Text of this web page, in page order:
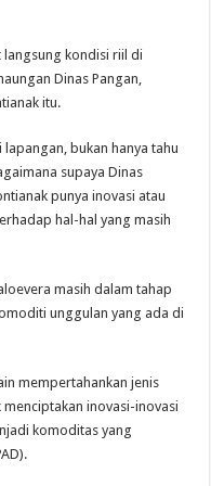
langsung kondisi riil di
Dinas Pangan,
itu.
bukan hanya tahu
supaya Dinas
punya inovasi atau
hal-hal yang masih
masih dalam tahap
unggulan yang ada di
mempertahankan jenis
menciptakan inovasi-inovasi
komoditas yang